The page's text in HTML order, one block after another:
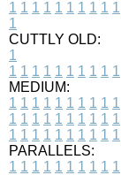
1 1 1 1 1 1 1 1 1 1
1
CUTTLY OLD:
1
1 1 1 1 1 1 1 1 1 1
MEDIUM:
1 1 1 1 1 1 1 1 1 1
1 1 1 1 1 1 1 1 1 1
1 1 1 1 1 1 1 1 1 1
PARALLELS:
1 1 1 1 1 1 1 1 1 1